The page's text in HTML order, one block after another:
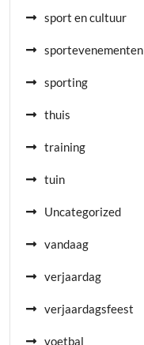
sport en cultuur
sportevenementen
sporting
thuis
training
tuin
Uncategorized
vandaag
verjaardag
verjaardagsfeest
voetbal